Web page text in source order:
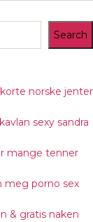
Search
norske jenter
sexy sandra
mange tenner
meg porno sex
& gratis naken